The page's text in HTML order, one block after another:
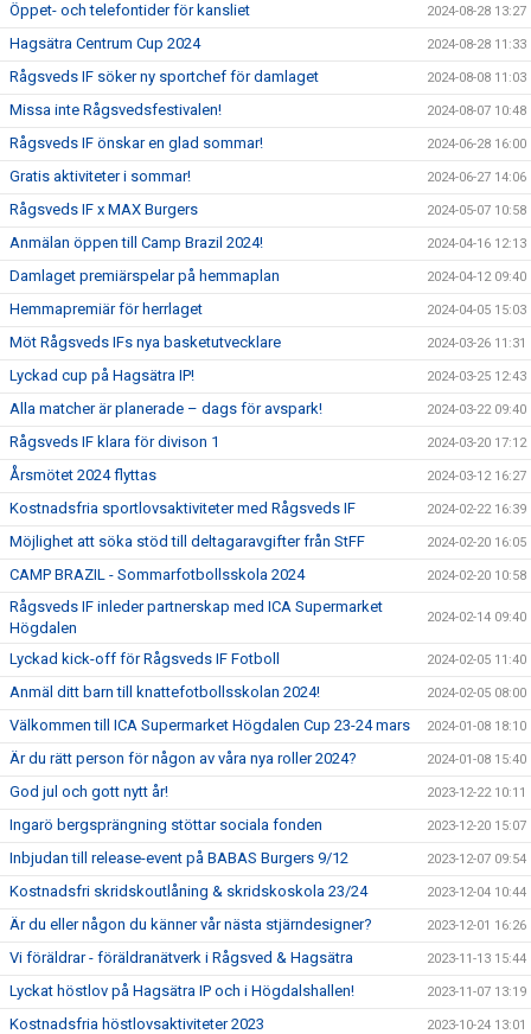
Öppet- och telefontider för kansliet 2024-08-28 13:27
Hagsätra Centrum Cup 2024 2024-08-28 11:33
Rågsveds IF söker ny sportchef för damlaget 2024-08-08 11:03
Missa inte Rågsvedsfestivalen! 2024-08-07 10:48
Rågsveds IF önskar en glad sommar! 2024-06-28 16:00
Gratis aktiviteter i sommar! 2024-06-27 14:06
Rågsveds IF x MAX Burgers 2024-05-07 10:58
Anmälan öppen till Camp Brazil 2024! 2024-04-16 12:13
Damlaget premiärspelar på hemmaplan 2024-04-12 09:40
Hemmapremiär för herrlaget 2024-04-05 15:03
Möt Rågsveds IFs nya basketutvecklare 2024-03-26 11:31
Lyckad cup på Hagsätra IP! 2024-03-25 12:43
Alla matcher är planerade – dags för avspark! 2024-03-22 09:40
Rågsveds IF klara för divison 1 2024-03-20 17:12
Årsmötet 2024 flyttas 2024-03-12 16:27
Kostnadsfria sportlovsaktiviteter med Rågsveds IF 2024-02-22 16:39
Möjlighet att söka stöd till deltagaravgifter från StFF 2024-02-20 16:05
CAMP BRAZIL - Sommarfotbollsskola 2024 2024-02-20 10:58
Rågsveds IF inleder partnerskap med ICA Supermarket
Högdalen
2024-02-14 09:40
Lyckad kick-off för Rågsveds IF Fotboll 2024-02-05 11:40
Anmäl ditt barn till knattefotbollsskolan 2024! 2024-02-05 08:00
Välkommen till ICA Supermarket Högdalen Cup 23-24 mars 2024-01-08 18:10
Är du rätt person för någon av våra nya roller 2024? 2024-01-08 15:40
God jul och gott nytt år! 2023-12-22 10:11
Ingarö bergsprängning stöttar sociala fonden 2023-12-20 15:07
Inbjudan till release-event på BABAS Burgers 9/12 2023-12-07 09:54
Kostnadsfri skridskoutlåning & skridskoskola 23/24 2023-12-04 10:44
Är du eller någon du känner vår nästa stjärndesigner? 2023-12-01 16:26
Vi föräldrar - föräldranätverk i Rågsved & Hagsätra 2023-11-13 15:44
Lyckat höstlov på Hagsätra IP och i Högdalshallen! 2023-11-07 13:19
Kostnadsfria höstlovsaktiviteter 2023 2023-10-24 13:01